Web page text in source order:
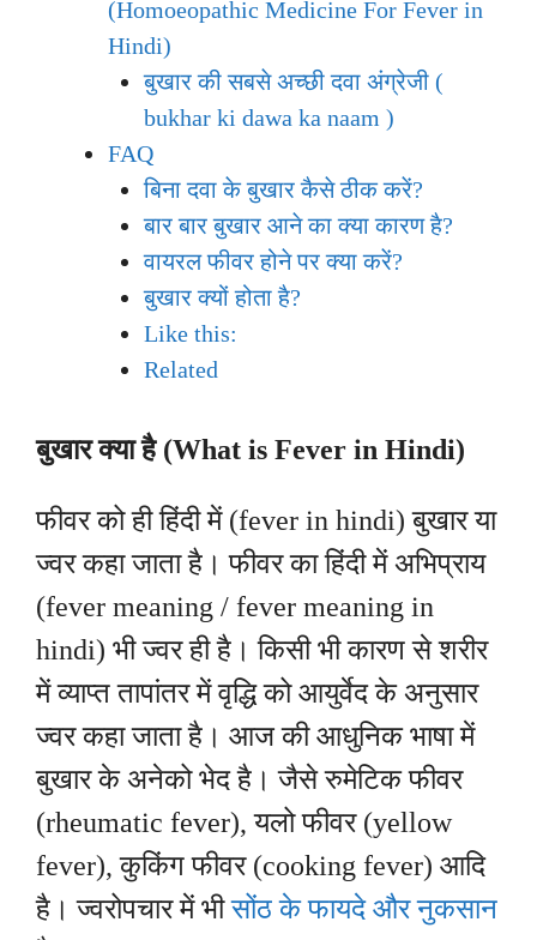
(Homoeopathic Medicine For Fever in
Hindi)
बुखार की सबसे अच्छी दवा अंग्रेजी (
bukhar ki dawa ka naam )
FAQ
बिना दवा के बुखार कैसे ठीक करें?
बार बार बुखार आने का क्या कारण है?
वायरल फीवर होने पर क्या करें?
बुखार क्यों होता है?
Like this:
Related
बुखार क्या है (What is Fever in Hindi)
फीवर को ही हिंदी में (fever in hindi) बुखार या
ज्वर कहा जाता है। फीवर का हिंदी में अभिप्राय
(fever meaning / fever meaning in
hindi) भी ज्वर ही है। किसी भी कारण से शरीर
में व्याप्त तापांतर में वृद्धि को आयुर्वेद के अनुसार
ज्वर कहा जाता है। आज की आधुनिक भाषा में
बुखार के अनेको भेद है। जैसे रुमेटिक फीवर
(rheumatic fever), यलो फीवर (yellow
fever), कुकिंग फीवर (cooking fever) आदि
है। ज्वरोपचार में भीसोंठ के फायदे और नुकसान